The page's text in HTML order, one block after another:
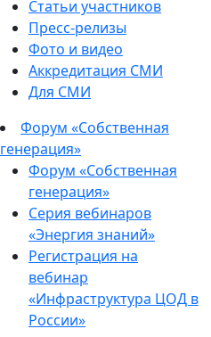
Статьи участников
Пресс-релизы
Фото и видео
Аккредитация СМИ
Для СМИ
Форум «Собственная
генерация»
Форум «Собственная
генерация»
Серия вебинаров
«Энергия знаний»
Регистрация на
вебинар
«Инфраструктура ЦОД в
России»